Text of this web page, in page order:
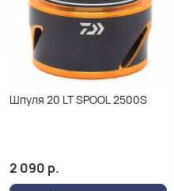
Шпуля 20 LT SPOOL 2500S
2 090 р.